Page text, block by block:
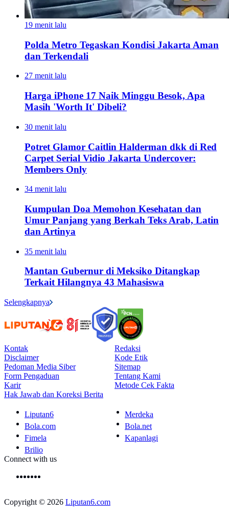
19 menit lalu
Polda Metro Tegaskan Kondisi Jakarta Aman
dan Terkendali
27 menit lalu
Harga iPhone 17 Naik Minggu Besok, Apa
Masih 'Worth It' Dibeli?
30 menit lalu
Potret Glamor Caitlin Halderman dkk di Red
Carpet Serial Vidio Jakarta Undercover:
Members Only
34 menit lalu
Kumpulan Doa Memohon Kesehatan dan
Umur Panjang yang Berkah Teks Arab, Latin
dan Artinya
35 menit lalu
Mantan Gubernur di Meksiko Ditangkap
Terkait Hilangnya 43 Mahasiswa
Selengkapnya
Kontak
Redaksi
Disclaimer
Kode Etik
Pedoman Media Siber
Sitemap
Form Pengaduan
Tentang Kami
Karir
Metode Cek Fakta
Hak Jawab dan Koreksi Berita
Liputan6
Merdeka
Bola.com
Bola.net
Fimela
Kapanlagi
Brilio
Connect with us
Copyright © 2026 Liputan6.com